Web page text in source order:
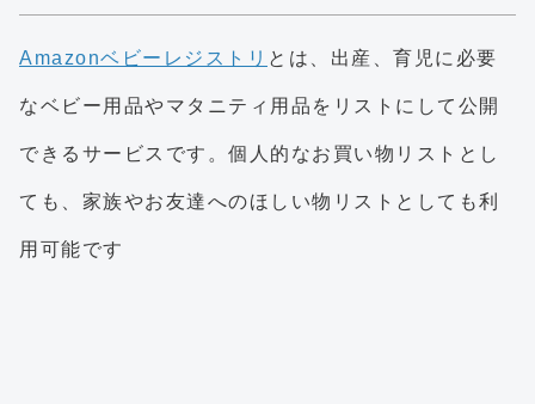
Amazonベビーレジストリ とは、出産、育児に必要
なベビー用品やマタニティ用品をリストにして公開
できるサービスです。個人的なお買い物リストとし
ても、家族やお友達へのほしい物リストとしても利
用可能です